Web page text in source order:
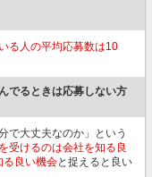
る人の平均応募数は10
でるときは応募しない方
で大丈夫なのか」という
受けるのは会社を知る良
る良い機会と捉えると良い